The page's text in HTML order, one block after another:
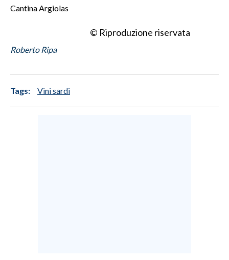
Cantina Argiolas
© Riproduzione riservata
Roberto Ripa
Tags: Vini sardi